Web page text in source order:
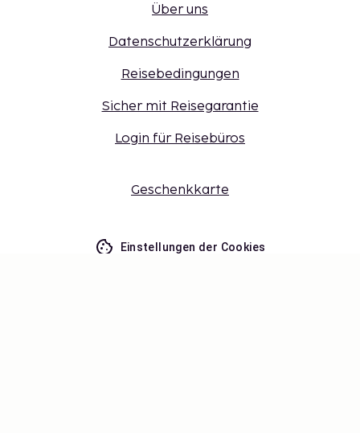
Über uns
Datenschutzerklärung
Reisebedingungen
Sicher mit Reisegarantie
Login für Reisebüros
Geschenkkarte
Einstellungen der Cookies